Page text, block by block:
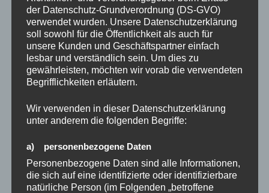
SCHLAGWÖRTER
2024,ARBEITSLOS,CHANCEN,
INNERLICHGEKÜNDIGT
KÜNDIGUNG , MUT
Beitragsnavigation
Vorheriger
ZURÜCK
Werte: Freiheit, Fülle und Gemeinsam voran
gehen
Nächster
Beitrag
WEITER
Hast du schon mal überlegt, dein eigenes
Unternehmen zu gründen, aber dir fehlt der Mut?
der Datenschutz-Grundverordnung (DS-GVO)
verwendet wurden. Unsere Datenschutzerklärung
soll sowohl für die Öffentlichkeit als auch für
unsere Kunden und Geschäftspartner einfach
lesbar und verständlich sein. Um dies zu
gewährleisten, möchten wir vorab die verwendeten
Begrifflichkeiten erläutern.
Wir verwenden in dieser Datenschutzerklärung
unter anderem die folgenden Begriffe:
a) personenbezogene Daten
Personenbezogene Daten sind alle Informationen,
die sich auf eine identifizierte oder identifizierbare
natürliche Person (im Folgenden „betroffene